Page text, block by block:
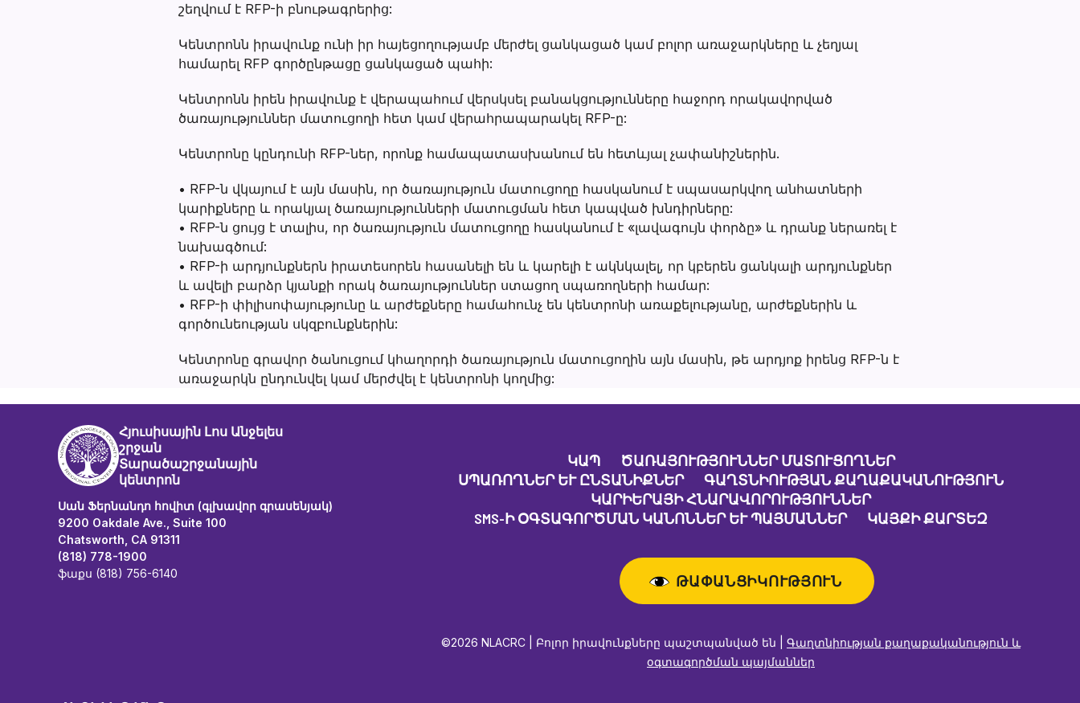
շեղվում է RFP-ի բնութագրերից:
Կենտրոնն իրավունք ունի իր հայեցողությամբ մերժել ցանկացած կամ բոլոր առաջարկները և չեղյալ
համարել RFP գործընթացը ցանկացած պահի:
Կենտրոնն իրեն իրավունք է վերապահում վերսկսել բանակցությունները հաջորդ որակավորված
ծառայություններ մատուցողի հետ կամ վերահրապարակել RFP-ը:
Կենտրոնը կընդունի RFP-ներ, որոնք համապատասխանում են հետևյալ չափանիշներին.
• RFP-ն վկայում է այն մասին, որ ծառայություն մատուցողը հասկանում է սպասարկվող անհատների
կարիքները և որակյալ ծառայությունների մատուցման հետ կապված խնդիրները:
• RFP-ն ցույց է տալիս, որ ծառայություն մատուցողը հասկանում է «լավագույն փորձը» և դրանք ներառել է
նախագծում:
• RFP-ի արդյունքներն իրատեսորեն հասանելի են և կարելի է ակնկալել, որ կբերեն ցանկալի արդյունքներ
և ավելի բարձր կյանքի որակ ծառայություններ ստացող սպառողների համար:
• RFP-ի փիլիսոփայությունը և արժեքները համահունչ են կենտրոնի առաքելությանը, արժեքներին և
գործունեության սկզբունքներին:
Կենտրոնը գրավոր ծանուցում կհաղորդի ծառայություն մատուցողին այն մասին, թե արդյոք իրենց RFP-ն է
առաջարկն ընդունվել կամ մերժվել է կենտրոնի կողմից:
Հյուսիսային Լոս Անջելես
շրջան
Տարածաշրջանային
կենտրոն
Սան Ֆերնանդո հովիտ (գլխավոր գրասենյակ)
9200 Oakdale Ave., Suite 100
Chatsworth, CA 91311
(818) 778-1900
ֆաքս (818) 756-6140
ԿԱՊ
ԾԱՌԱՅՈՒԹՅՈՒՆՆԵՐ ՄԱՏՈՒՑՈՂՆԵՐ
ՍՊԱՌՈՂՆԵՐ ԵՒ ԸՆՏԱՆԻՔՆԵՐ
ԳԱՂՏՆԻՈՒԹՅԱՆ ՔԱՂԱՔԱԿԱՆՈՒԹՅՈՒՆ
ԿԱՐԻԵՐԱՅԻ ՀՆԱՐԱՎՈՐՈՒԹՅՈՒՆՆԵՐ
SMS-Ի ՕԳՏԱԳՈՐԾՄԱՆ ԿԱՆՈՆՆԵՐ ԵՒ ՊԱՅՄԱՆՆԵՐ
ԿԱՅՔԻ ՔԱՐՏԵԶ
ԹԱՓԱՆՑԻԿՈՒԹՅՈՒՆ
©2026 NLACRC | Բոլոր իրավունքները պաշտպանված են | Գաղտնիության քաղաքականություն և
օգտագործման պայմաններ